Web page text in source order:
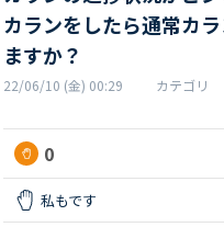
カランをしたら通常カ
ますか？
22/06/10 (金) 00:29 カテゴリ
0
私もです